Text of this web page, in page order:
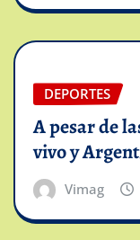
DEPORTES
A pesar de
vivo y
Vimag